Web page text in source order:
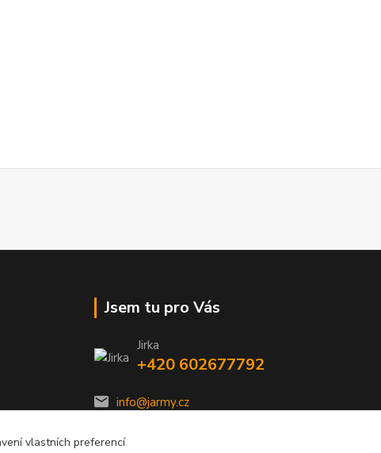
Jsem tu pro Vás
Jirka
+420 602677792
info@jarmy.cz
vlastních preferencí